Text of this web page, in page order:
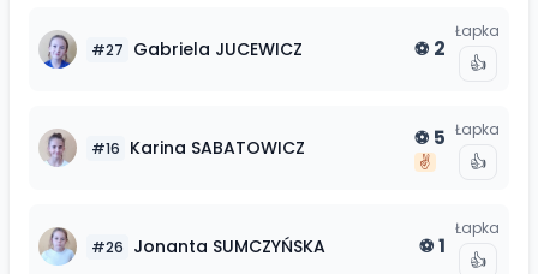
#27 Gabriela JUCEWICZ ⚽ 2
Łapka
👍
#16 Karina SABATOWICZ ⚽ 5
✌️
Łapka
👍
#26 Jonanta SUMCZYŃSKA ⚽ 1
Łapka
👍